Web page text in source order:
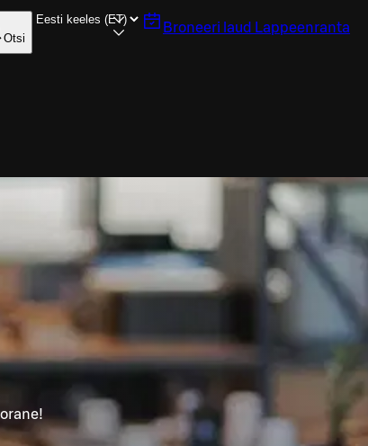
Otsi
Broneeri laud Lappeenranta